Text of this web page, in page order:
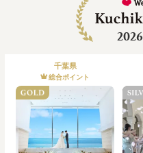
2026
千葉県
総合ポイント